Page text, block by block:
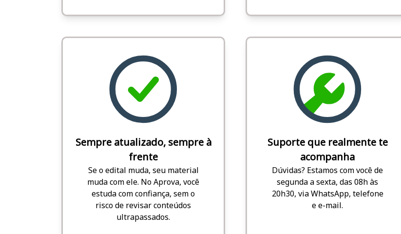
Sempre atualizado, sempre à
frente
Se o edital muda, seu material
muda com ele. No Aprova, você
estuda com confiança, sem o
risco de revisar conteúdos
ultrapassados.
Suporte que realmente te
acompanha
Dúvidas? Estamos com você de
segunda a sexta, das 08h às
20h30, via WhatsApp, telefone
e e-mail.